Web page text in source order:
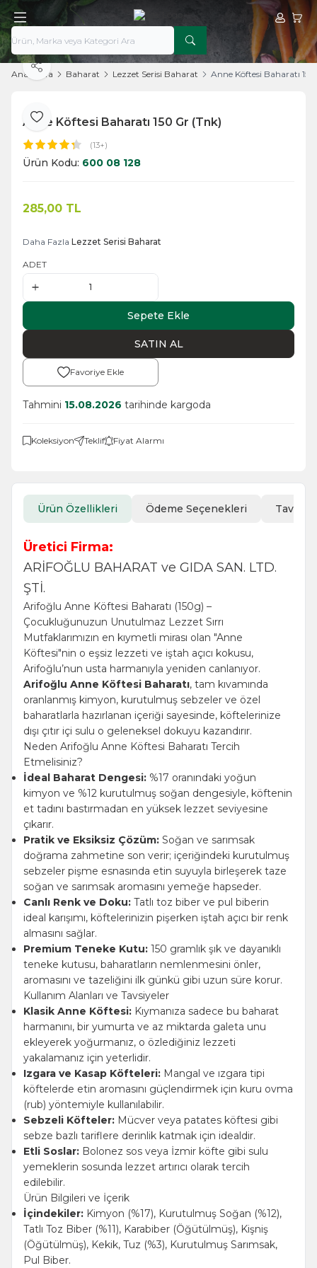
Hesabım
Ana Sayfa Baharat Lezzet Serisi Baharat Anne Köftesi Baharatı
Favoriye Ekle
Paylaş
Anne Köftesi Baharatı 150 Gr (Tnk)
(13+)
Ürün Kodu: 600 08 128
285,00 TL
Daha Fazla Lezzet Serisi Baharat
ADET
Sepete Ekle
SATIN AL
Favoriye Ekle
Tahmini 15.08.2026 tarihinde kargoda
Koleksiyon Teklif Fiyat Alarmı
Ürün Özellikleri Ödeme Seçenekleri Tavsiye
Üretici Firma:
ARİFOĞLU BAHARAT ve GIDA SAN. LTD.
ŞTİ.
Arifoğlu Anne Köftesi Baharatı (150g) –
Çocukluğunuzun Unutulmaz Lezzet Sırrı
Mutfaklarımızın en kıymetli mirası olan "Anne
Köftesi"nin o eşsiz lezzeti ve iştah açıcı kokusu,
Arifoğlu’nun usta harmanıyla yeniden canlanıyor.
Arifoğlu Anne Köftesi Baharatı, tam kıvamında
oranlanmış kimyon, kurutulmuş sebzeler ve özel
baharatlarla hazırlanan içeriği sayesinde, köftelerinize
dışı çıtır içi sulu o geleneksel dokuyu kazandırır.
Neden Arifoğlu Anne Köftesi Baharatı Tercih
Etmelisiniz?
İdeal Baharat Dengesi: %17 oranındaki yoğun
kimyon ve %12 kurutulmuş soğan dengesiyle, köftenin
et tadını bastırmadan en yüksek lezzet seviyesine
çıkarır.
Pratik ve Eksiksiz Çözüm: Soğan ve sarımsak
doğrama zahmetine son verir; içeriğindeki kurutulmuş
sebzeler pişme esnasında etin suyuyla birleşerek taze
soğan ve sarımsak aromasını yemeğe hapseder.
Canlı Renk ve Doku: Tatlı toz biber ve pul biberin
ideal karışımı, köftelerinizin pişerken iştah açıcı bir renk
almasını sağlar.
Premium Teneke Kutu: 150 gramlık şık ve dayanıklı
teneke kutusu, baharatların nemlenmesini önler,
aromasını ve tazeliğini ilk günkü gibi uzun süre korur.
Kullanım Alanları ve Tavsiyeler
Klasik Anne Köftesi: Kıymanıza sadece bu baharat
harmanını, bir yumurta ve az miktarda galeta unu
ekleyerek yoğurmanız, o özlediğiniz lezzeti
yakalamanız için yeterlidir.
Izgara ve Kasap Köfteleri: Mangal ve ızgara tipi
köftelerde etin aromasını güçlendirmek için kuru ovma
(rub) yöntemiyle kullanılabilir.
Sebzeli Köfteler: Mücver veya patates köftesi gibi
sebze bazlı tariflere derinlik katmak için idealdir.
Etli Soslar: Bolonez sos veya İzmir köfte gibi sulu
yemeklerin sosunda lezzet artırıcı olarak tercih
edilebilir.
Ürün Bilgileri ve İçerik
İçindekiler: Kimyon (%17), Kurutulmuş Soğan (%12),
Tatlı Toz Biber (%11), Karabiber (Öğütülmüş), Kişniş
(Öğütülmüş), Kekik, Tuz (%3), Kurutulmuş Sarımsak,
Pul Biber.